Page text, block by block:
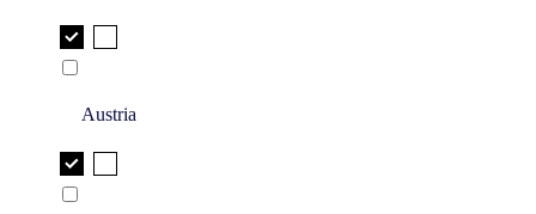
Austria